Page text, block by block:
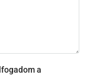
a